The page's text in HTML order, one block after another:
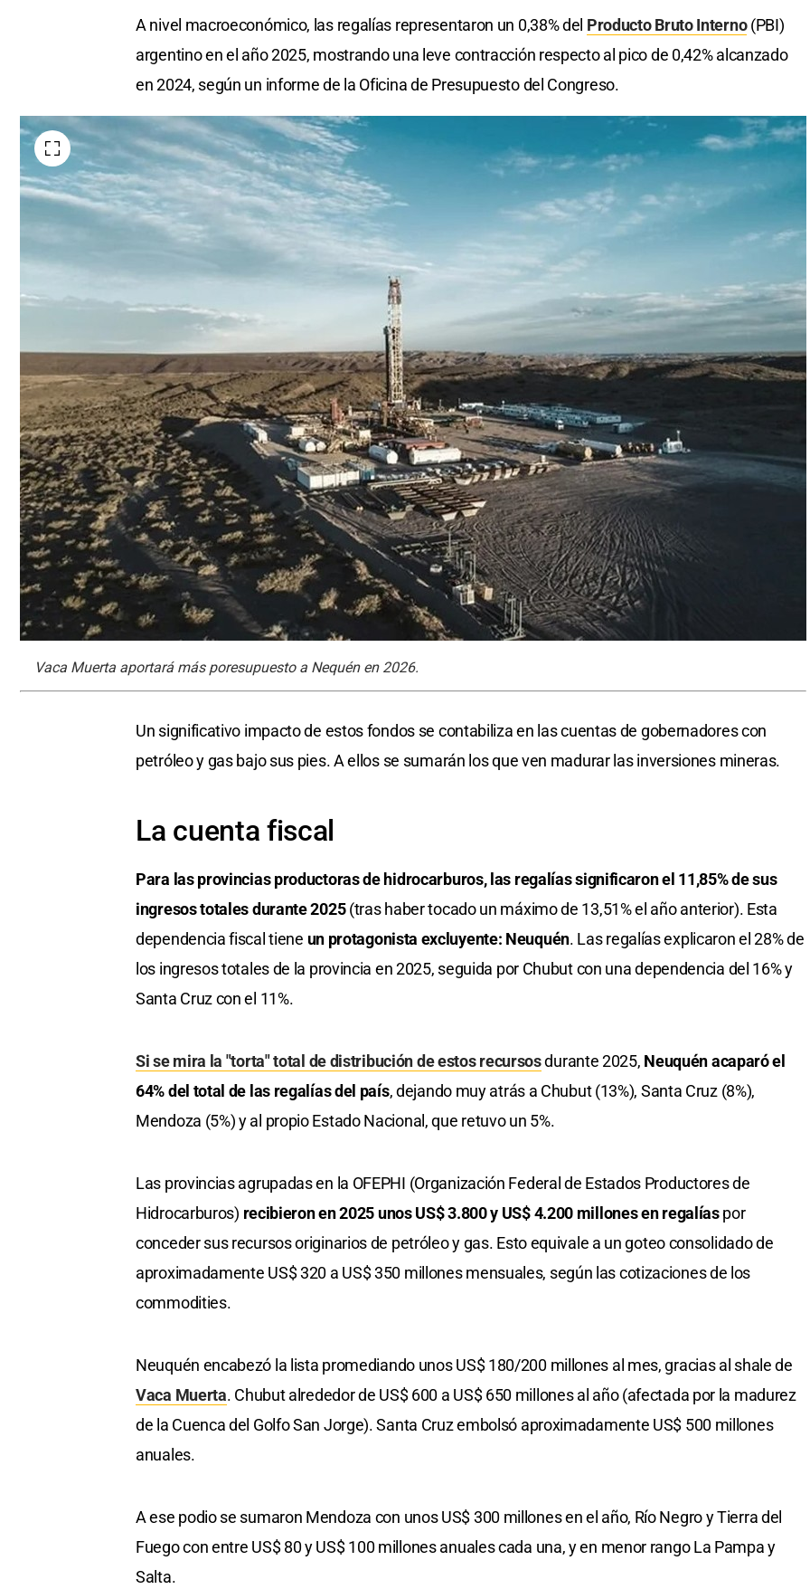
A nivel macroeconómico, las regalías representaron un 0,38% del Producto Bruto Interno(PBI)
argentino en el año 2025, mostrando una leve contracción respecto al pico de 0,42% alcanzado
en 2024, según un informe de la Oficina de Presupuesto del Congreso.
Vaca Muerta aportará más poresupuesto a Nequén en 2026.
Un significativo impacto de estos fondos se contabiliza en las cuentas de gobernadores con
petróleo y gas bajo sus pies. A ellos se sumarán los que ven madurar las inversiones mineras.
La cuenta fiscal
Para las provincias productoras de hidrocarburos, las regalías significaron el 11,85% de sus
ingresos totales durante 2025(tras haber tocado un máximo de 13,51% el año anterior). Esta
dependencia fiscal tiene un protagonista excluyente: Neuquén. Las regalías explicaron el 28% de
los ingresos totales de la provincia en 2025, seguida por Chubut con una dependencia del 16% y
Santa Cruz con el 11%.
Si se mira la "torta" total de distribución de estos recursosdurante 2025, Neuquén acaparó el
64% del total de las regalías del país, dejando muy atrás a Chubut (13%), Santa Cruz (8%),
Mendoza (5%) y al propio Estado Nacional, que retuvo un 5%.
Las provincias agrupadas en la OFEPHI (Organización Federal de Estados Productores de
Hidrocarburos) recibieron en 2025 unos US$ 3.800 y US$ 4.200 millones en regalíaspor
conceder sus recursos originarios de petróleo y gas. Esto equivale a un goteo consolidado de
aproximadamente US$ 320 a US$ 350 millones mensuales, según las cotizaciones de los
commodities.
Neuquén encabezó la lista promediando unos US$ 180/200 millones al mes, gracias al shale de
Vaca Muerta. Chubut alrededor de US$ 600 a US$ 650 millones al año (afectada por la madurez
de la Cuenca del Golfo San Jorge). Santa Cruz embolsó aproximadamente US$ 500 millones
anuales.
A ese podio se sumaron Mendoza con unos US$ 300 millones en el año, Río Negro y Tierra del
Fuego con entre US$ 80 y US$ 100 millones anuales cada una, y en menor rango La Pampa y
Salta.